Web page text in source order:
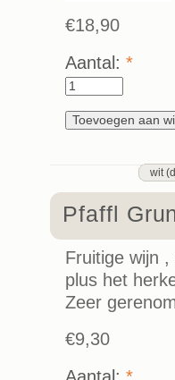
€18,90
Aantal: *
wit
Pfaffl
Fruitige wijn
plus het
Zeer
€9,30